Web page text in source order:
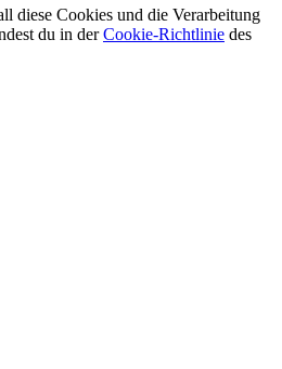
diese Cookies und die Verarbeitung
du in derCookie-Richtlinie des